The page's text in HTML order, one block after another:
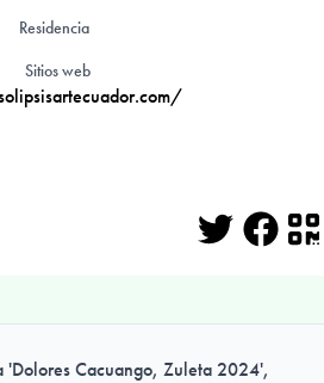
Residencia
Sitios web
'Dolores Cacuango, Zuleta 2024',